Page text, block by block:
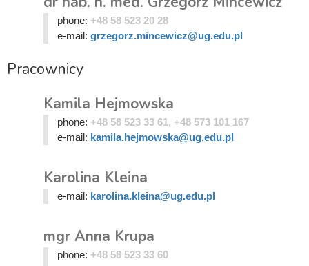
phone: +48 58 523 20 28
e-mail: grzegorz.mincewicz@ug.edu.pl
Pracownicy
Kamila Hejmowska
phone: +48 58 523 33 61, +48 573 101 167
e-mail: kamila.hejmowska@ug.edu.pl
Karolina Kleina
e-mail: karolina.kleina@ug.edu.pl
mgr Anna Krupa
phone: +48 58 523 33 60